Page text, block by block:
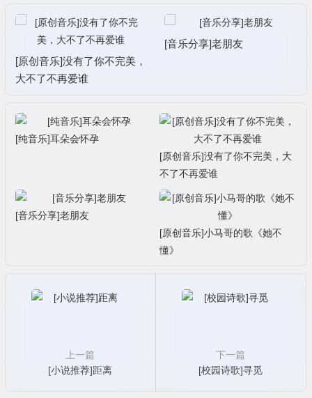
[原创音乐]没有了你不完美，
大不了不再爱谁
[音乐分享]老朋友
[纯音乐]耳朵会怀孕
[原创音乐]没有了你不完美，大
不了不再爱谁
[音乐分享]老朋友
[原创音乐]小马哥的歌《她不
懂》
上一篇
[小说推荐]距离
下一篇
[校园诗歌]寻觅